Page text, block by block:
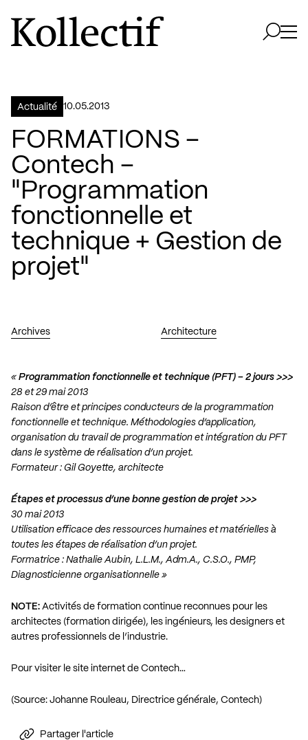
Aller à la page d'accueil
Logo Kollectif
Actualité 10.05.2013
FORMATIONS –
Contech –
"Programmation
fonctionnelle et
technique + Gestion de
projet"
Archives Architecture
« Programmation fonctionnelle et technique (PFT) – 2 jours >>>
28 et 29 mai 2013
Raison d’être et principes conducteurs de la programmation
fonctionnelle et technique. Méthodologies d’application,
organisation du travail de programmation et intégration du PFT
dans le système de réalisation d’un projet.
Formateur : Gil Goyette, architecte
Étapes et processus d’une bonne gestion de projet >>>
30 mai 2013
Utilisation efficace des ressources humaines et matérielles à
toutes les étapes de réalisation d’un projet.
Formatrice : Nathalie Aubin, L.L.M., Adm.A., C.S.O., PMP,
Diagnosticienne organisationnelle »
NOTE: Activités de formation continue reconnues pour les
architectes (formation dirigée), les ingénieurs, les designers et
autres professionnels de l’industrie.
Pour visiter le site internet de Contech…
(Source: Johanne Rouleau, Directrice générale, Contech)
Partager l'article